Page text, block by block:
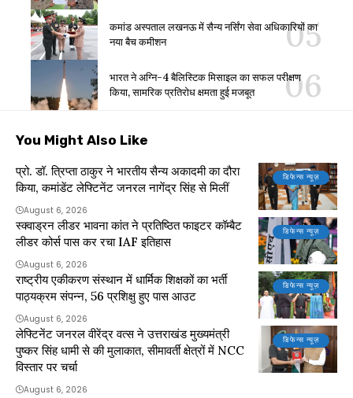
कमांड अस्पताल लखनऊ में सैन्य नर्सिंग सेवा अधिकारियों का
नया बैच कमीशन
भारत ने अग्नि-4 बैलिस्टिक मिसाइल का सफल परीक्षण
किया, सामरिक प्रतिरोध क्षमता हुई मजबूत
You Might Also Like
डिफेन्स न्यूज़
प्रो. डॉ. त्रिप्ता ठाकुर ने भारतीय सैन्य अकादमी का दौरा
किया, कमांडेंट लेफ्टिनेंट जनरल नागेंद्र सिंह से मिलीं
August 6, 2026
डिफेन्स न्यूज़
स्क्वाड्रन लीडर भावना कांत ने प्रतिष्ठित फाइटर कॉम्बैट
लीडर कोर्स पास कर रचा IAF इतिहास
August 6, 2026
डिफेन्स न्यूज़
राष्ट्रीय एकीकरण संस्थान में धार्मिक शिक्षकों का भर्ती
पाठ्यक्रम संपन्न, 56 प्रशिक्षु हुए पास आउट
August 6, 2026
डिफेन्स न्यूज़
लेफ्टिनेंट जनरल वीरेंद्र वत्स ने उत्तराखंड मुख्यमंत्री
पुष्कर सिंह धामी से की मुलाकात, सीमावर्ती क्षेत्रों में NCC
विस्तार पर चर्चा
August 6, 2026